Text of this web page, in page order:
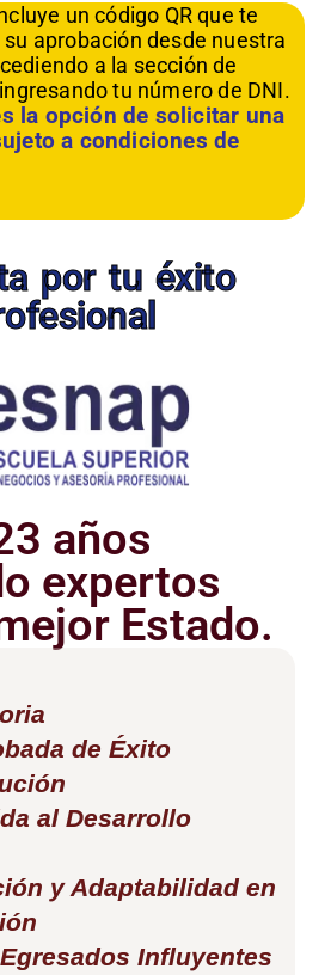
un código QR que te
aprobación desde nuestra
a la sección de
tu número de DNI.
la opción de solicitar una
a condiciones de
por tu éxito
años
expertos
Estado.
de Éxito
al Desarrollo
y Adaptabilidad en
Influyentes